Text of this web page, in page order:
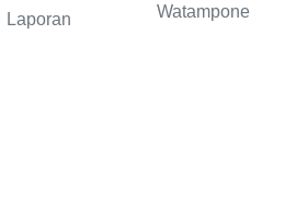
Laporan Watampone